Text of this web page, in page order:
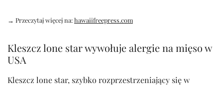
→ Przeczytaj więcej na:hawaiifreepress.com
Kleszcz lone star wywołuje alergie na mięso w
USA
Kleszcz lone star, szybko rozprzestrzeniający się w